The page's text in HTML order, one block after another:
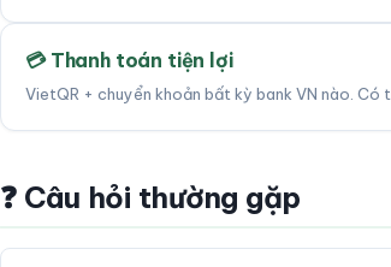
💳 Thanh toán tiện lợi
VietQR + chuyển khoản bất kỳ bank VN nào. Có
❓ Câu hỏi thường gặp